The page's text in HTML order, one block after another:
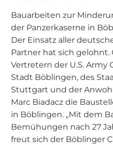
Bauarbeiten zur
der Panzerkaserne in
Der Einsatz aller
Partner hat sich gelohnt.
Vertretern der U.S. Army
Stadt Böblingen, des
Stuttgart und der
Marc Biadacz die
in Böblingen. „Mit dem
Bemühungen nach 27
freut sich der Böblinger